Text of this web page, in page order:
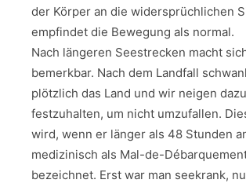
der Körper an die widersprüchlichen
empfindet die Bewegung als normal.
Nach längeren Seestrecken macht
bemerkbar. Nach dem Landfall
plötzlich das Land und wir neigen
festzuhalten, um nicht umzufallen.
wird, wenn er länger als 48 Stunden
medizinisch als Mal-de-
bezeichnet. Erst war man seekrank,